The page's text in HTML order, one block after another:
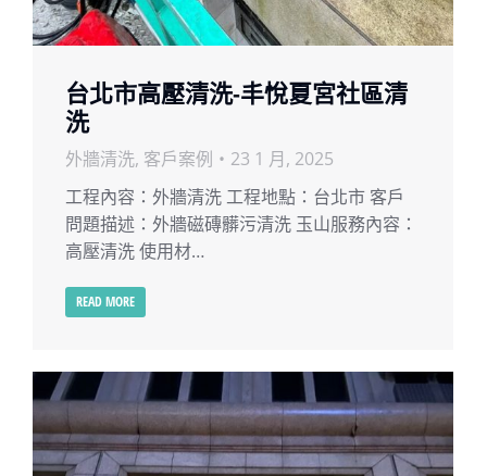
台北市高壓清洗-丰悅夏宮社區清
洗
外牆清洗, 客戶案例
23 1 月, 2025
工程內容：外牆清洗 工程地點：台北市 客戶
問題描述：外牆磁磚髒污清洗 玉山服務內容：
高壓清洗 使用材…
READ MORE